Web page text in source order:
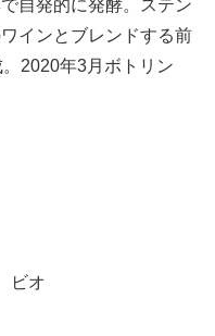
自発的に発酵。ステン
インとブレンドする前
2020年3月ボトリン
ビオ